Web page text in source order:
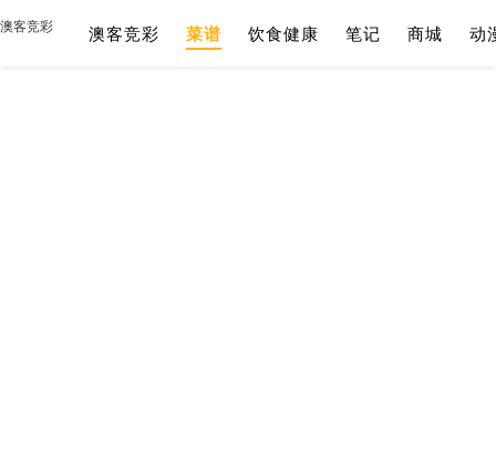
澳客竞彩 澳客竞彩 菜谱 饮食健康 笔记 商城 动